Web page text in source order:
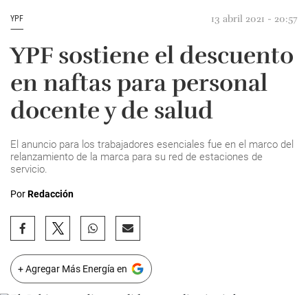
YPF 13 abril 2021 - 20:57
YPF sostiene el descuento
en naftas para personal
docente y de salud
El anuncio para los trabajadores esenciales fue en el marco del
relanzamiento de la marca para su red de estaciones de
servicio.
PorRedacción
+ Agregar Más Energía en